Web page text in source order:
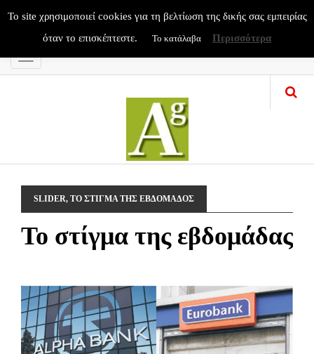
Menu
SLIDER, ΤΟ ΣΤΙΓΜΑ ΤΗΣ ΕΒΔΟΜΑΔΟΣ
Το στίγμα της εβδομάδας
To site χρησιμοποιεί cookies για τη βελτίωση της δικής σας εμπειρίας
όταν το επισκέπτεστε.
Το κατάλαβα Περισσότερα